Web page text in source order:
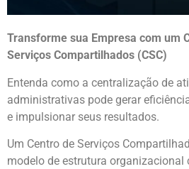
Transforme sua Empresa com um
Serviços Compartilhados (CSC)
Entenda como a centralização de
administrativas pode gerar
e impulsionar seus resultados.
Um Centro de Serviços
modelo de estrutura organizacional